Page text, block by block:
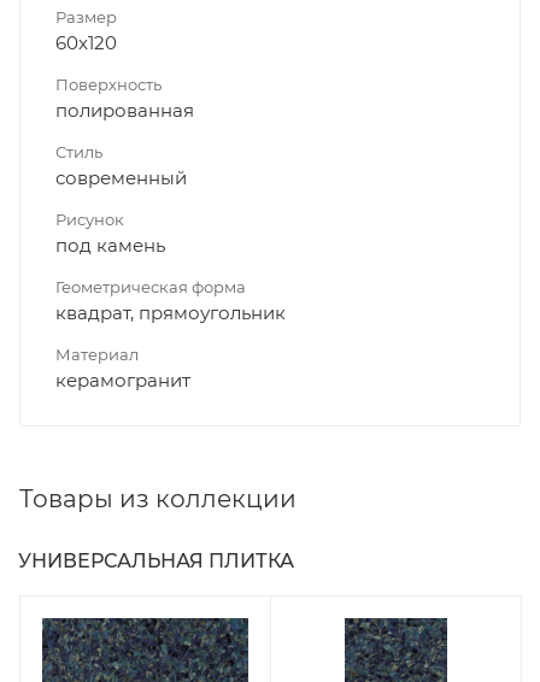
Размер
60x120
Поверхность
полированная
Стиль
современный
Рисунок
под камень
Геометрическая форма
квадрат, прямоугольник
Материал
керамогранит
Товары из коллекции
УНИВЕРСАЛЬНАЯ ПЛИТКА